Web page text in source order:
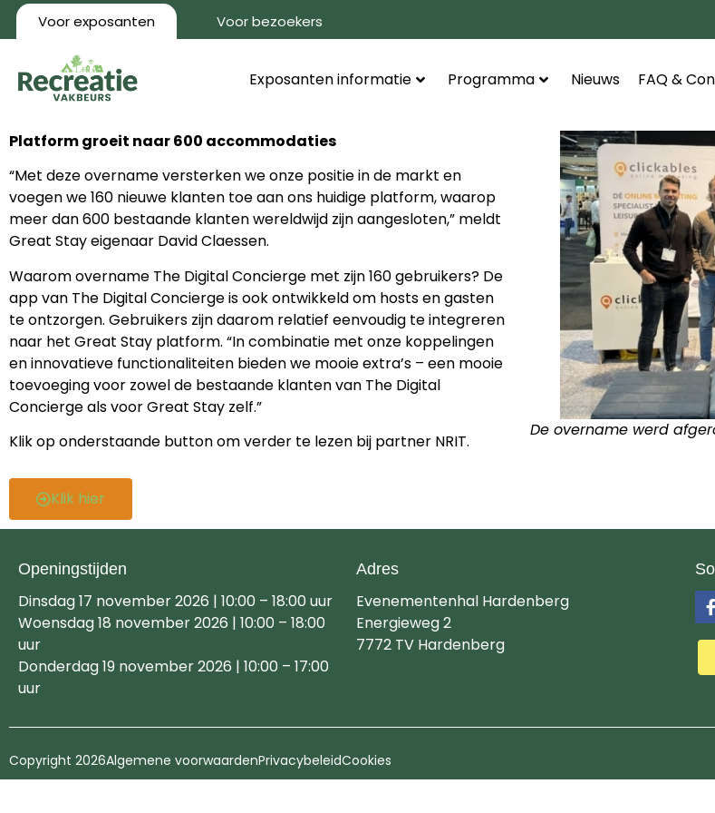
Voor exposanten Voor bezoekers
Exposanten informatie Programma Nieuws FAQ &
Platform groeit naar 600 accommodaties
“Met deze overname versterken we onze positie in de markt en
voegen we 160 nieuwe klanten toe aan ons huidige platform, waarop
meer dan 600 bestaande klanten wereldwijd zijn aangesloten,” meldt
Great Stay eigenaar David Claessen.
Waarom overname The Digital Concierge met zijn 160 gebruikers? De
app van The Digital Concierge is ook ontwikkeld om hosts en gasten
te ontzorgen. Gebruikers zijn daarom relatief eenvoudig te integreren
naar het Great Stay platform. “In combinatie met onze koppelingen
en innovatieve functionaliteiten bieden we mooie extra’s – een mooie
toevoeging voor zowel de bestaande klanten van The Digital
Concierge als voor Great Stay zelf.”
Klik op onderstaande button om verder te lezen bij partner NRIT.
Klik hier
De overname werd
Openingstijden
Dinsdag 17 november 2026 | 10:00 – 18:00 uur
Woensdag 18 november 2026 | 10:00 – 18:00
uur
Donderdag 19 november 2026 | 10:00 – 17:00
uur
Adres
Evenementenhal Hardenberg
Energieweg 2
7772 TV Hardenberg
Copyright 2026Algemene voorwaardenPrivacybeleidCookies